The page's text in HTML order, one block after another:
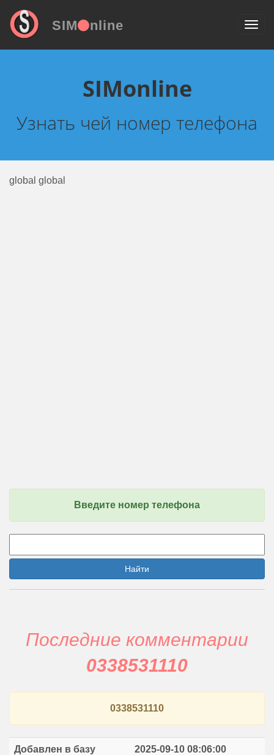
SIM nline
SIMonline
Узнать чей номер телефона
global global
Введите номер телефона
Найти
Последние комментарии
0338531110
0338531110
Добавлен в базу 2025-09-10 08:06:00